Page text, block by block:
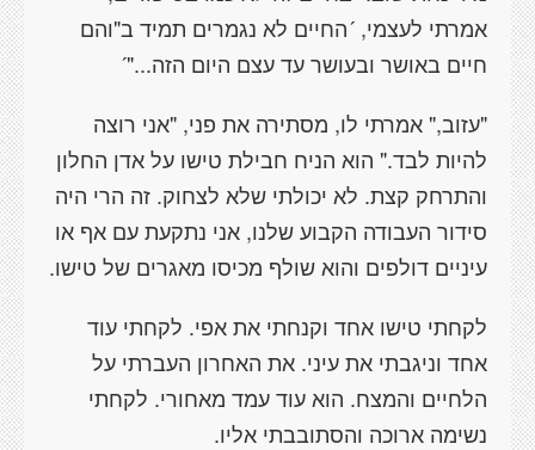
אמרתי לעצמי, ´החיים לא נגמרים תמיד ב"והם
חיים באושר ובעושר עד עצם היום הזה..."´
"עזוב," אמרתי לו, מסתירה את פני, "אני רוצה
להיות לבד." הוא הניח חבילת טישו על אדן החלון
והתרחק קצת. לא יכולתי שלא לצחוק. זה הרי היה
סידור העבודה הקבוע שלנו, אני נתקעת עם אף או
עיניים דולפים והוא שולף מכיסו מאגרים של טישו.
לקחתי טישו אחד וקנחתי את אפי. לקחתי עוד
אחד וניגבתי את עיני. את האחרון העברתי על
הלחיים והמצח. הוא עוד עמד מאחורי. לקחתי
נשימה ארוכה והסתובבתי אליו.